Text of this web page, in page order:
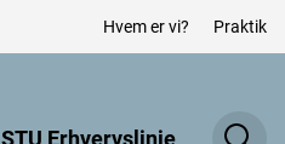
Hvem er vi? Praktik
STU Erhvervslinje